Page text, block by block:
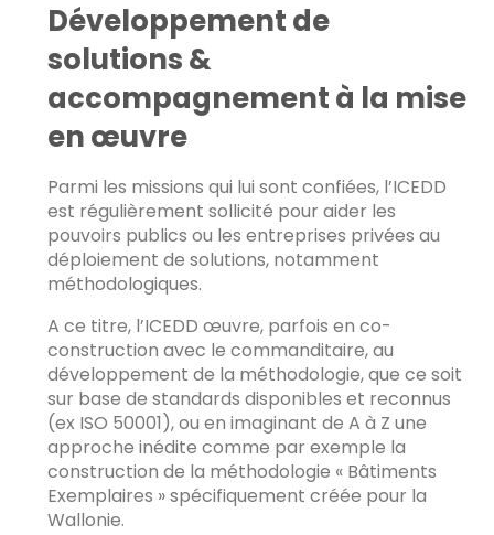
Développement de
solutions &
accompagnement à la mise
en œuvre
Parmi les missions qui lui sont confiées, l’ICEDD
est régulièrement sollicité pour aider les
pouvoirs publics ou les entreprises privées au
déploiement de solutions, notamment
méthodologiques.
A ce titre, l’ICEDD œuvre, parfois en co-
construction avec le commanditaire, au
développement de la méthodologie, que ce soit
sur base de standards disponibles et reconnus
(ex ISO 50001), ou en imaginant de A à Z une
approche inédite comme par exemple la
construction de la méthodologie « Bâtiments
Exemplaires » spécifiquement créée pour la
Wallonie.